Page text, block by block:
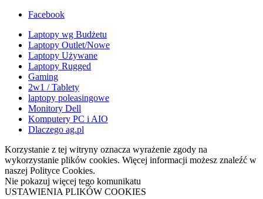
Facebook
Laptopy wg Budżetu
Laptopy Outlet/Nowe
Laptopy Używane
Laptopy Rugged
Gaming
2w1 / Tablety
laptopy poleasingowe
Monitory Dell
Komputery PC i AIO
Dlaczego ag.pl
Korzystanie z tej witryny oznacza wyrażenie zgody na
wykorzystanie plików cookies. Więcej informacji możesz znaleźć w
naszej Polityce Cookies.
Nie pokazuj więcej tego komunikatu
USTAWIENIA PLIKÓW COOKIES